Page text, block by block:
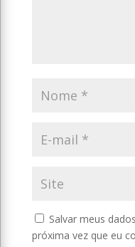
Salvar meus
próxima vez que eu